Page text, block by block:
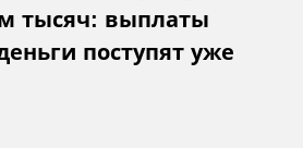
тысяч: выплаты
поступят уже